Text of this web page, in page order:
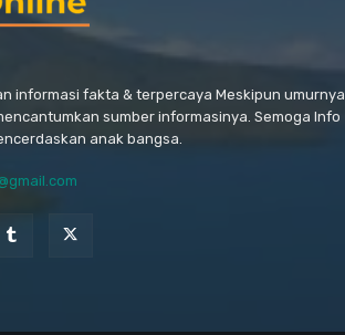
informasi fakta & terpercaya Meskipun umurnya
sumber informasinya. Semoga Info
anak bangsa.